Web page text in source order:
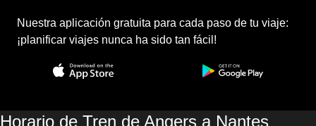
Nuestra aplicación gratuita para cada paso de tu viaje:
¡planificar viajes nunca ha sido tan fácil!
Horario de Tren de Angers a Nantes